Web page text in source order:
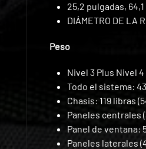
25,2 pulgadas,
DIÁMETRO DE LA
Peso
Nivel 3 Plus Nivel 4
Todo el sistema:
Chasis: 119 libras
Paneles centrales
Panel de ventana:
Paneles laterales